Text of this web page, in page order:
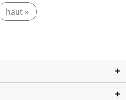
haut »